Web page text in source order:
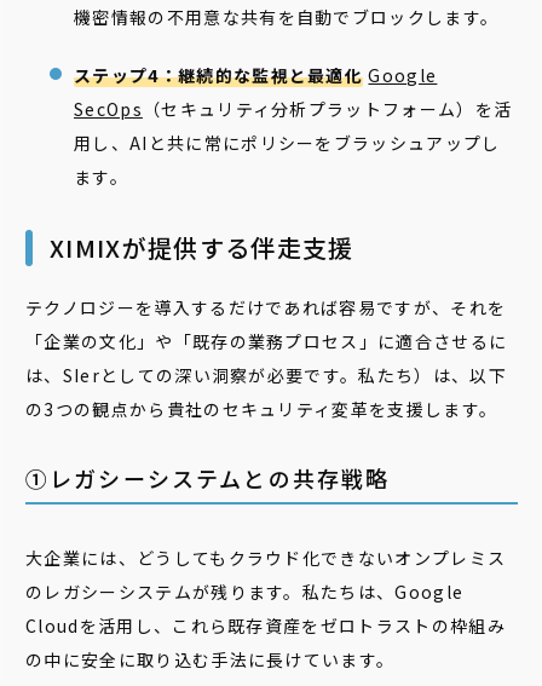
機密情報の不用意な共有を自動でブロックします。
ステップ4：継続的な監視と最適化 Google
SecOps （セキュリティ分析プラットフォーム）を活
用し、AIと共に常にポリシーをブラッシュアップし
ます。
XIMIXが提供する伴走支援
テクノロジーを導入するだけであれば容易ですが、それを
「企業の文化」や「既存の業務プロセス」に適合させるに
は、SIerとしての深い洞察が必要です。私たち）は、以下
の3つの観点から貴社のセキュリティ変革を支援します。
①レガシーシステムとの共存戦略
大企業には、どうしてもクラウド化できないオンプレミス
のレガシーシステムが残ります。私たちは、Google
Cloudを活用し、これら既存資産をゼロトラストの枠組み
の中に安全に取り込む手法に長けています。